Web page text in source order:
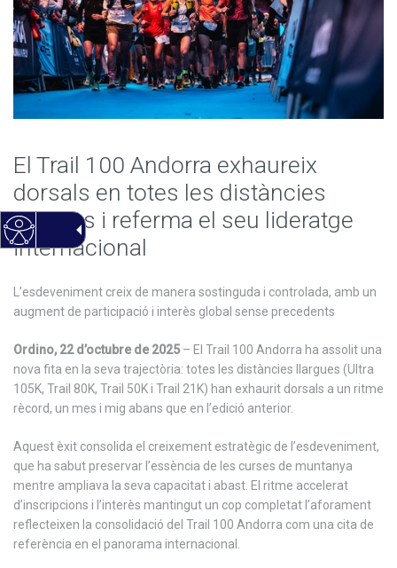
El Trail 100 Andorra exhaureix
dorsals en totes les distàncies
llargues i referma el seu lideratge
internacional
L’esdeveniment creix de manera sostinguda i controlada, amb un
augment de participació i interès global sense precedents
Ordino, 22 d’octubre de 2025 – El Trail 100 Andorra ha assolit una
nova fita en la seva trajectòria: totes les distàncies llargues (Ultra
105K, Trail 80K, Trail 50K i Trail 21K) han exhaurit dorsals a un ritme
rècord, un mes i mig abans que en l’edició anterior.
Aquest èxit consolida el creixement estratègic de l’esdeveniment,
que ha sabut preservar l’essència de les curses de muntanya
mentre ampliava la seva capacitat i abast. El ritme accelerat
d’inscripcions i l’interès mantingut un cop completat l’aforament
reflecteixen la consolidació del Trail 100 Andorra com una cita de
referència en el panorama internacional.